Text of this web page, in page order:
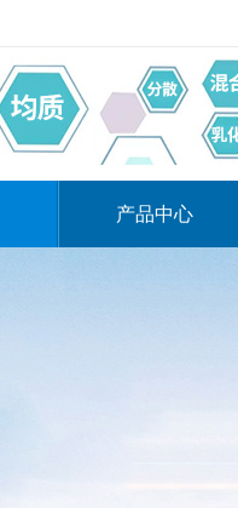
产品中心